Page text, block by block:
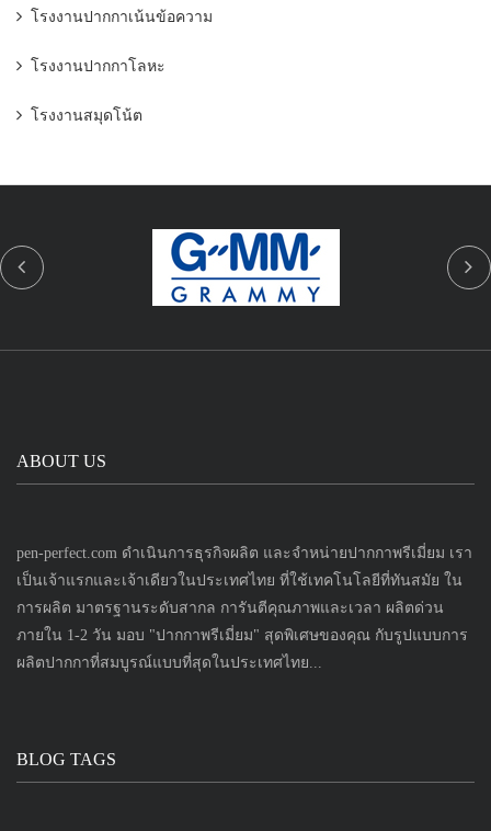
โรงงานปากกาเน้นข้อความ
โรงงานปากกาโลหะ
โรงงานสมุดโน้ต
ABOUT US
pen-perfect.com ดำเนินการธุรกิจผลิต และจำหน่ายปากกาพรีเมี่ยม เรา
เป็นเจ้าแรกและเจ้าเดียวในประเทศไทย ที่ใช้เทคโนโลยีที่ทันสมัย ใน
การผลิต มาตรฐานระดับสากล การันตีคุณภาพและเวลา ผลิตด่วน
ภายใน 1-2 วัน มอบ "ปากกาพรีเมี่ยม" สุดพิเศษของคุณ กับรูปแบบการ
ผลิตปากกาที่สมบูรณ์แบบที่สุดในประเทศไทย...
BLOG TAGS